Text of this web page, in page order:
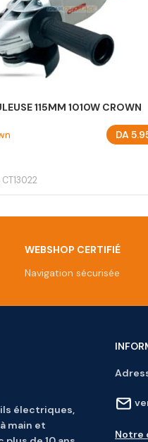
115MM 1010W CROWN
DA
CT13022
WEBSHOP CERTIFIÉ
Navigation sécurisée
électriques,
main et
Notre